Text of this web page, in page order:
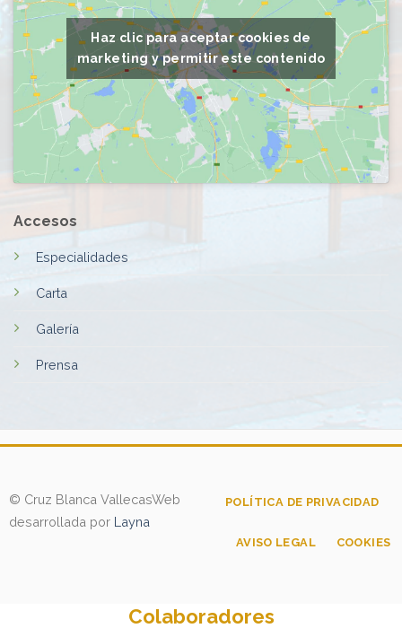
Haz clic para aceptar cookies de
marketing y permitir este contenido
Accesos
Especialidades
Carta
Galería
Prensa
© Cruz Blanca VallecasWeb
desarrollada por Layna
POLÍTICA DE PRIVACIDAD
AVISO LEGAL COOKIES
Colaboradores